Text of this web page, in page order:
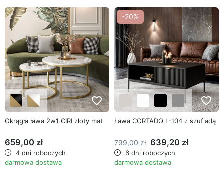
favorite_border
Okrągła ława 2w1 CIRI złoty mat
659,00 zł
4 dni roboczych
darmowa dostawa
-20%
favorite_border
Ława CORTADO L-104 z szufladą
799,00 zł 639,20 zł
6 dni roboczych
darmowa dostawa